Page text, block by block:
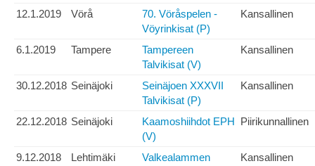
12.1.2019 Vörå
70. Vöråspelen -
Vöyrinkisat (P)
Kansallinen
6.1.2019 Tampere
Tampereen
Talvikisat (V)
Kansallinen
30.12.2018 Seinäjoki
Seinäjoen XXXVII
Talvikisat (P)
Kansallinen
22.12.2018 Seinäjoki
Kaamoshiihdot EPH
(V)
Piirikunnallinen
9.12.2018 Lehtimäki Valkealammen Kansallinen